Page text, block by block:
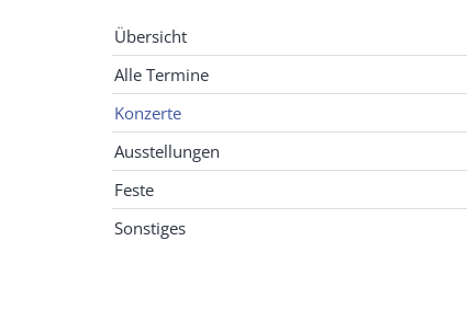
Übersicht
Alle Termine
Konzerte
Ausstellungen
Feste
Sonstiges